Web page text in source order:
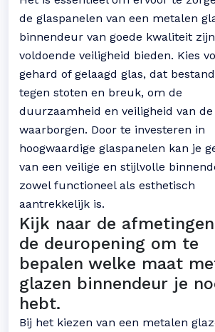
de glaspanelen van een metalen
binnendeur van goede kwaliteit
voldoende veiligheid bieden. Kies
gehard of gelaagd glas, dat
tegen stoten en breuk, om de
duurzaamheid en veiligheid van
waarborgen. Door te investeren in
hoogwaardige glaspanelen kan je
van een veilige en stijlvolle
zowel functioneel als esthetisch
aantrekkelijk is.
Kijk naar de
de deuropening om te
bepalen welke maat
glazen binnendeur je
hebt.
Bij het kiezen van een metalen